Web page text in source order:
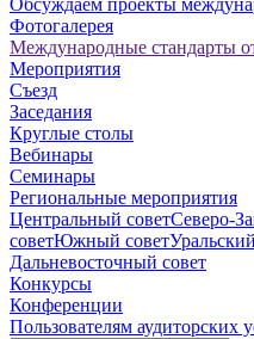
Обсуждаем проекты
Фотогалерея
Международные стандарты
Мероприятия
Съезд
Заседания
Круглые столы
Вебинары
Семинары
Региональные мероприятия
Центральный советСеверо-
советЮжный совет
Дальневосточный совет
Конкурсы
Конференции
Пользователям аудиторских